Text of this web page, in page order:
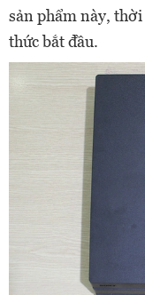
sản phẩm này,
thức bắt đầu.